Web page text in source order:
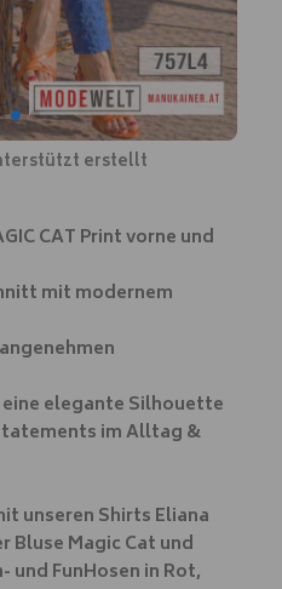
erstellt
CAT Print vorne und
mit modernem
elegante Silhouette
im Alltag &
unseren Shirts Eliana
Bluse Magic Cat und
und FunHosen in Rot,